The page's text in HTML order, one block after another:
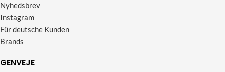
Nyhedsbrev
Instagram
Für deutsche Kunden
Brands
GENVEJE